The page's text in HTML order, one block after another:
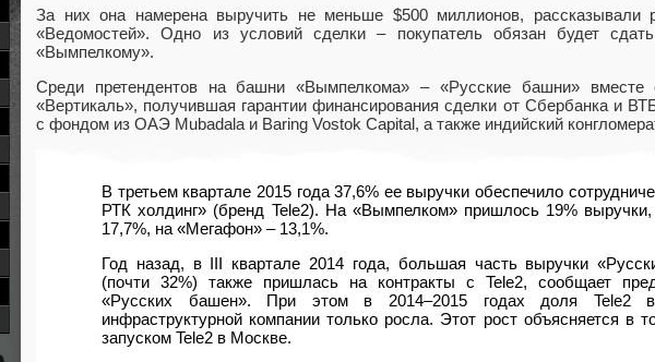
За них она намерена выручить не меньше $500 миллионов, рассказывали
«Ведомостей». Одно из условий сделки – покупатель обязан будет
«Вымпелкому».
Среди претендентов на башни «Вымпелкома» – «Русские башни» вместе
«Вертикаль», получившая гарантии финансирования сделки от Сбербанка и
с фондом из ОАЭ Mubadala и Baring Vostok Capital, а также индийский
В третьем квартале 2015 года 37,6% ее выручки обеспечило
РТК холдинг» (бренд Tele2). На «Вымпелком» пришлось 19%
17,7%, на «Мегафон» – 13,1%.
Год назад, в III квартале 2014 года, большая часть выручки
(почти 32%) также пришлась на контракты с Tele2, сообщает
«Русских башен». При этом в 2014–2015 годах доля Tele2
инфраструктурной компании только росла. Этот рост объясняется в
запуском Tele2 в Москве.